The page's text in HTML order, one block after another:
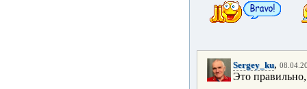
Sergey_ku,
Это